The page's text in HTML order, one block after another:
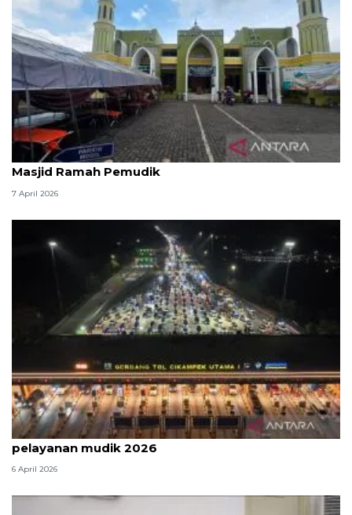
Kemenag: 3,5 juta orang manfaatkan layanan
Masjid Ramah Pemudik
7 April 2026
Survei: 88,8 persen responden puas dengan
pelayanan mudik 2026
6 April 2026